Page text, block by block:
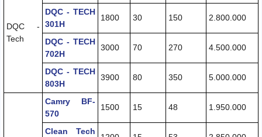
DQC -
Tech
DQC - TECH
301H
1800 30 150 2.800.000
DQC - TECH
702H
3000 70 270 4.500.000
DQC - TECH
803H
3900 80 350 5.000.000
Camry BF-
570
1500 15 48 1.950.000
Clean Tech